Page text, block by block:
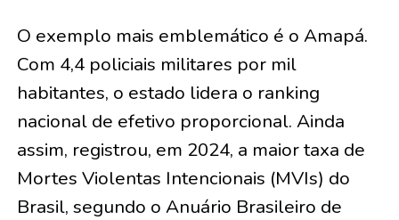
O exemplo mais emblemático é o Amapá.
Com 4,4 policiais militares por mil
habitantes, o estado lidera o ranking
nacional de efetivo proporcional. Ainda
assim, registrou, em 2024, a maior taxa de
Mortes Violentas Intencionais (MVIs) do
Brasil, segundo o Anuário Brasileiro de